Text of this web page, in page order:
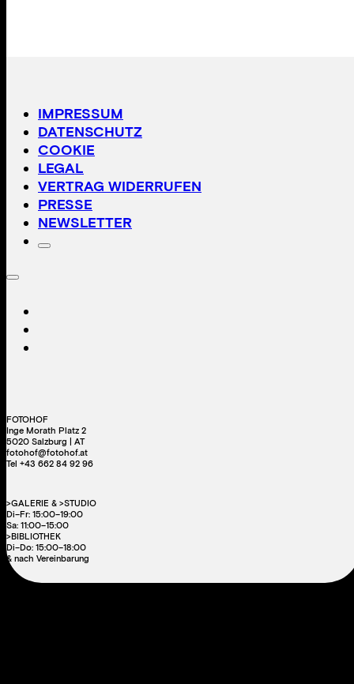
IMPRESSUM
DATENSCHUTZ
COOKIE
LEGAL
VERTRAG WIDERRUFEN
PRESSE
NEWSLETTER
FOTOHOF
Inge Morath Platz 2
5020 Salzburg | AT
fotohof@fotohof.at
Tel +43 662 84 92 96
>GALERIE & >STUDIO
Di–Fr: 15:00–19:00
Sa: 11:00–15:00
>BIBLIOTHEK
Di–Do: 15:00–18:00
& nach Vereinbarung